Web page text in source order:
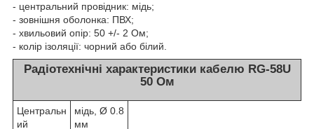
- центральний провідник: мідь;
- зовнішня оболонка: ПВХ;
- хвильовий опір: 50 +/- 2 Ом;
- колір ізоляції: чорний або білий.
Радіотехнічні характеристики кабелю RG-58U
50 Ом
Центральн
ий
мідь, Ø 0.8
мм